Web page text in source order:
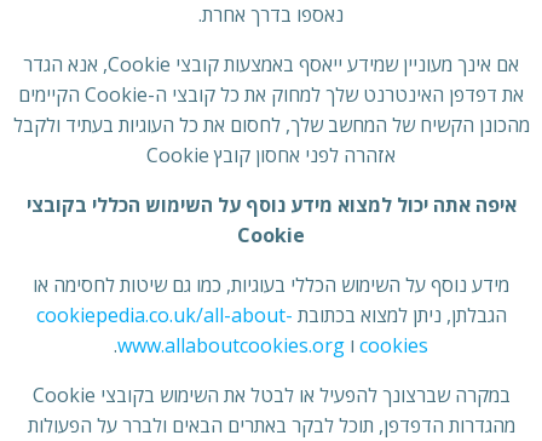
נאספו בדרך אחרת.
אם אינך מעוניין שמידע ייאסף באמצעות קובצי Cookie, אנא הגדר
את דפדפן האינטרנט שלך למחוק את כל קובצי ה-Cookie הקיימים
מהכונן הקשיח של המחשב שלך, לחסום את כל העוגיות בעתיד ולקבל
אזהרה לפני אחסון קובץ Cookie
איפה אתה יכול למצוא מידע נוסף על השימוש הכללי בקובצי
Cookie
מידע נוסף על השימוש הכללי בעוגיות, כמו גם שיטות לחסימה או
הגבלתן, ניתן למצוא בכתובת cookiepedia.co.uk/all-about-
cookies ו www.allaboutcookies.org
.
במקרה שברצונך להפעיל או לבטל את השימוש בקובצי Cookie
מהגדרות הדפדפן, תוכל לבקר באתרים הבאים ולברר על הפעולות